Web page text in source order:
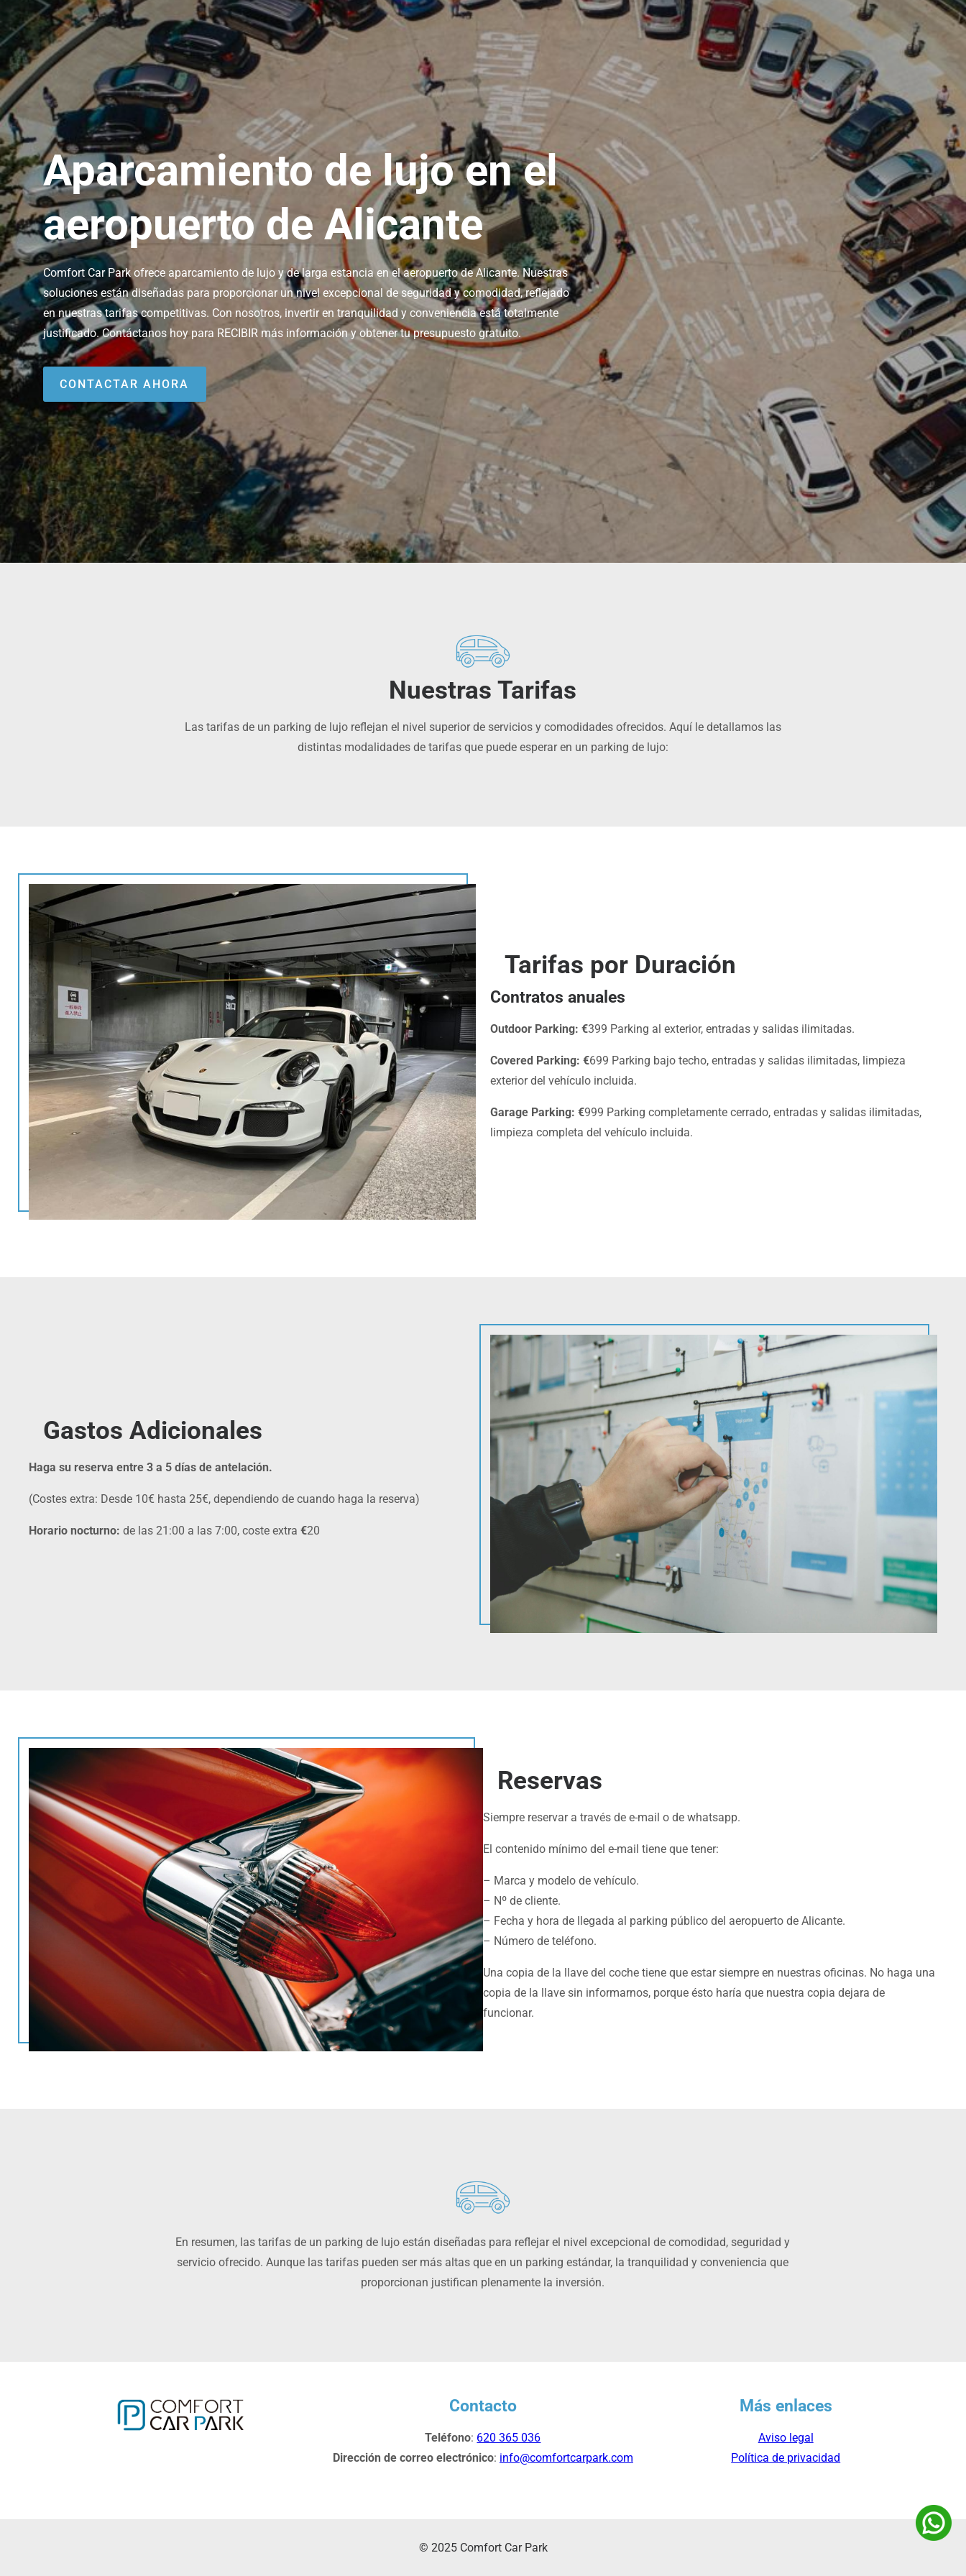
Aparcamiento de lujo en el
aeropuerto de Alicante
Comfort Car Park ofrece aparcamiento de lujo y de larga estancia en el aeropuerto de Alicante. Nuestras
soluciones están diseñadas para proporcionar un nivel excepcional de seguridad y comodidad, reflejado
en nuestras tarifas competitivas. Con nosotros, invertir en tranquilidad y conveniencia está totalmente
justificado. Contáctanos hoy para RECIBIR más información y obtener tu presupuesto gratuito.
CONTACTAR AHORA
Nuestras Tarifas
Las tarifas de un parking de lujo reflejan el nivel superior de servicios y comodidades ofrecidos. Aquí le detallamos las
distintas modalidades de tarifas que puede esperar en un parking de lujo:
Tarifas por Duración
Contratos anuales
Outdoor Parking: €399 Parking al exterior, entradas y salidas ilimitadas.
Covered Parking: €699 Parking bajo techo, entradas y salidas ilimitadas, limpieza
exterior del vehículo incluida.
Garage Parking: €999 Parking completamente cerrado, entradas y salidas ilimitadas,
limpieza completa del vehículo incluida.
Gastos Adicionales
Haga su reserva entre 3 a 5 días de antelación.
(Costes extra: Desde 10€ hasta 25€, dependiendo de cuando haga la reserva)
Horario nocturno: de las 21:00 a las 7:00, coste extra €20
Reservas
Siempre reservar a través de e-mail o de whatsapp.
El contenido mínimo del e-mail tiene que tener:
– Marca y modelo de vehículo.
– Nº de cliente.
– Fecha y hora de llegada al parking público del aeropuerto de Alicante.
– Número de teléfono.
Una copia de la llave del coche tiene que estar siempre en nuestras oficinas. No haga una
copia de la llave sin informarnos, porque ésto haría que nuestra copia dejara de
funcionar.
En resumen, las tarifas de un parking de lujo están diseñadas para reflejar el nivel excepcional de comodidad, seguridad y
servicio ofrecido. Aunque las tarifas pueden ser más altas que en un parking estándar, la tranquilidad y conveniencia que
proporcionan justifican plenamente la inversión.
Contacto
Teléfono: 620 365 036
Dirección de correo electrónico: info@comfortcarpark.com
Más enlaces
Aviso legal
Política de privacidad
© 2025 Comfort Car Park